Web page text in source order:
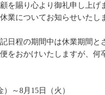
を賜り心より御礼申し上げ
業についてお知らせいたし
日程の期間中は休業期間と
をおかけいたしますが、何
）～8月15日（火）